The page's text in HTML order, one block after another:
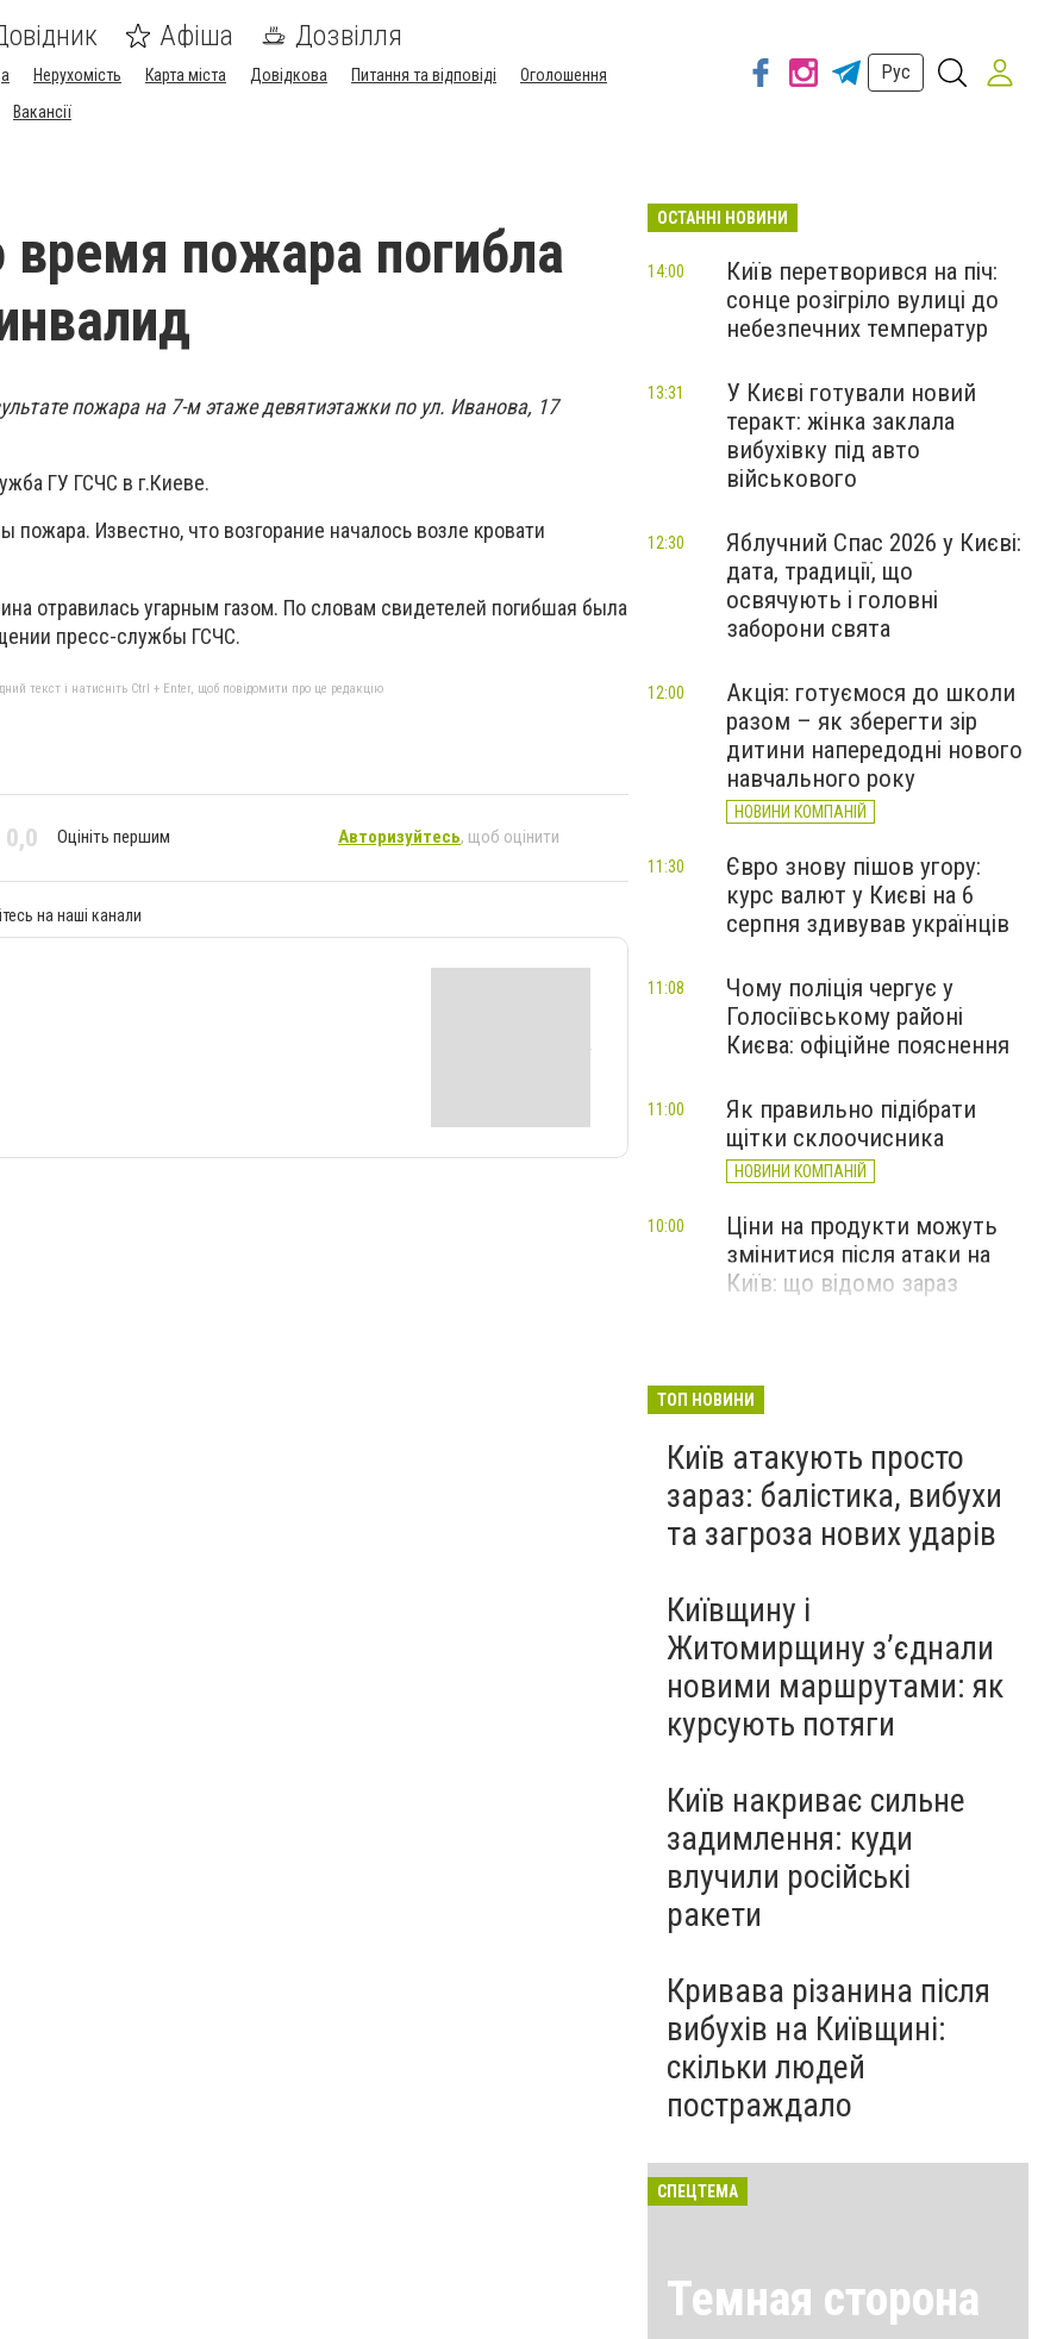
Афіша Дозвілля
Нерухомість Карта міста Довідкова Питання та відповіді
Оголошення
Вакансії
Рус
время пожара погибла
пожара на 7-м этаже девятиэтажки по ул. Иванова, 17
ГУ ГСЧС в г.Киеве.
Известно, что возгорание началось возле кровати
отравилась угарным газом. По словам свидетелей погибшая была
пресс-службы ГСЧС.
текст і натисніть Ctrl + Enter, щоб повідомити про це редакцію
0,0 Оцініть першим Авторизуйтесь, щоб оцінити
на наші канали
ОСТАННІ НОВИНИ
Київ перетворився на піч:
сонце розігріло вулиці до
небезпечних температур
14:00
У Києві готували новий
теракт: жінка заклала
вибухівку під авто
військового
13:31
Яблучний Спас 2026 у Києві:
дата, традиції, що
освячують і головні
заборони свята
12:30
Акція: готуємося до школи
разом – як зберегти зір
дитини напередодні нового
навчального року
НОВИНИ КОМПАНІЙ
12:00
Євро знову пішов угору:
курс валют у Києві на 6
серпня здивував українців
11:30
Чому поліція чергує у
Голосіївському районі
Києва: офіційне пояснення
11:08
Як правильно підібрати
щітки склоочисника
НОВИНИ КОМПАНІЙ
11:00
Ціни на продукти можуть
змінитися після атаки на
Київ: що відомо зараз
10:00
ТОП НОВИНИ
Київ атакують просто
зараз: балістика, вибухи
та загроза нових ударів
Київщину і
Житомирщину з’єднали
новими маршрутами: як
курсують потяги
Київ накриває сильне
задимлення: куди
влучили російські
ракети
Кривава різанина після
вибухів на Київщині:
скільки людей
постраждало
СПЕЦТЕМА
Темная сторона